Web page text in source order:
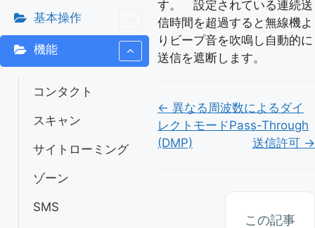
基本操作
機能
コンタクト
スキャン
サイトローミング
ゾーン
SMS
す。 設定されている連続送
信時間を超過すると無線機よ
りビープ音を吹鳴し自動的に
送信を遮断します。
Doc
ナ
← 異なる周波数によるダイ
レクトモードPass-Through
(DMP)
送信許可 →
この記事